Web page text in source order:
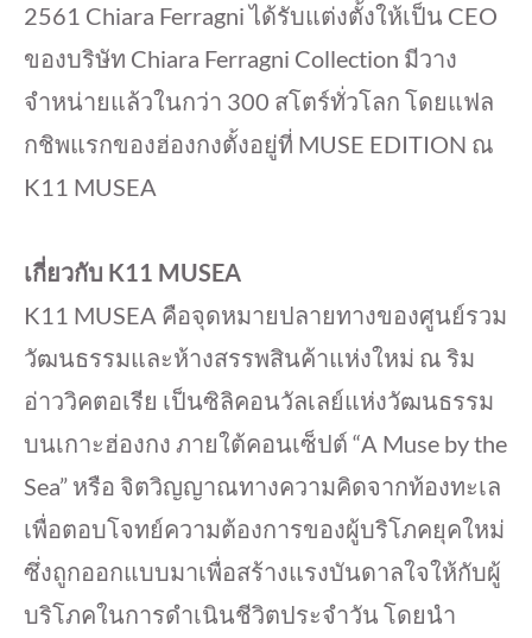
2561 Chiara Ferragni ได้รับแต่งตั้งให้เป็น CEO
ของบริษัท Chiara Ferragni Collection มีวาง
จำหน่ายแล้วในกว่า 300 สโตร์ทั่วโลก โดยแฟล
กชิพแรกของฮ่องกงตั้งอยู่ที่ MUSE EDITION ณ
K11 MUSEA
เกี่ยวกับ K11 MUSEA
K11 MUSEA คือจุดหมายปลายทางของศูนย์รวม
วัฒนธรรมและห้างสรรพสินค้าแห่งใหม่ ณ ริม
อ่าววิคตอเรีย เป็นซิลิคอนวัลเลย์แห่งวัฒนธรรม
บนเกาะฮ่องกง ภายใต้คอนเซ็ปต์ “A Muse by the
Sea” หรือ จิตวิญญาณทางความคิดจากท้องทะเล
เพื่อตอบโจทย์ความต้องการของผู้บริโภคยุคใหม่
ซึ่งถูกออกแบบมาเพื่อสร้างแรงบันดาลใจให้กับผู้
บริโภคในการดำเนินชีวิตประจำวัน โดยนำ